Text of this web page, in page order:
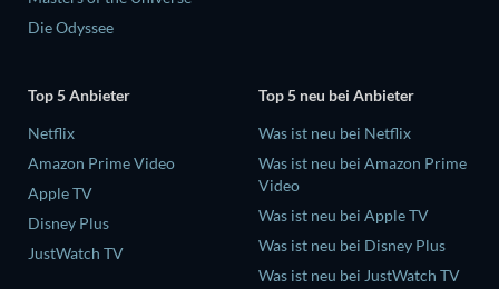
Die Odyssee
Top 5 Anbieter
Netflix
Amazon Prime Video
Apple TV
Disney Plus
JustWatch TV
Top 5 neu bei Anbieter
Was ist neu bei Netflix
Was ist neu bei Amazon Prime
Video
Was ist neu bei Apple TV
Was ist neu bei Disney Plus
Was ist neu bei JustWatch TV